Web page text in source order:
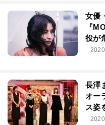
女優
『
役が
長澤
オー
ス姿